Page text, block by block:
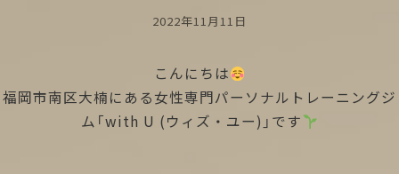
Posted
2022年11月11日
こんにちは
福岡市南区大楠にある女性専門パーソナルトレーニングジ
ム「with U (ウィズ・ユー)」です